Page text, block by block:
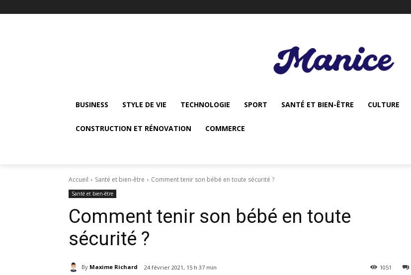
BUSINESS STYLE DE VIE TECHNOLOGIE SPORT SANTÉ ET BIEN-ÊTRE CULTURE
CONSTRUCTION ET RÉNOVATION COMMERCE
Accueil Santé et bien-être Comment tenir son bébé en toute sécurité ?
Santé et bien-être
Comment tenir son bébé en toute
sécurité ?
By Maxime Richard 24 février 2021, 15 h 37 min 1051